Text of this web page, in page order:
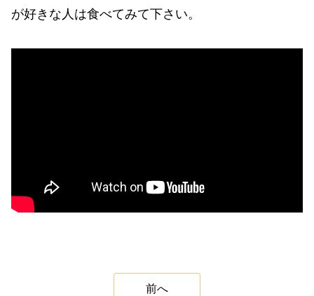
が好きな人は食べてみて下さい。
前へ